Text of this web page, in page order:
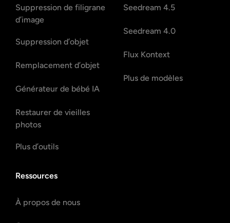
Suppression de filigrane
d’image
Suppression d’objet
Remplacement d’objet
Générateur de bébé IA
Restaurer de vieilles
photos
Plus d’outils
Seedream 4.5
Seedream 4.0
Flux Kontext
Plus de modèles
Ressources
À propos de nous